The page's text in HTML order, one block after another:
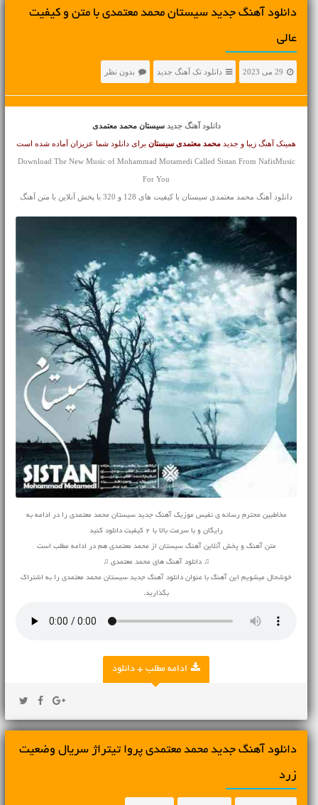
دانلود آهنگ جديد سیستان محمد معتمدی با متن و کیفیت
عالی
29 می 2023 دانلود تک آهنگ جدید بدون نظر
دانلود آهنگ جدید سیستان محمد معتمدی
همینک آهنگ زیبا و جدید محمد معتمدی سیستانبرای دانلود شما عزیزان آماده شده است
Download The New Music of Mohammad Motamedi Called Sistan From NafisMusic
For You
دانلود آهنگ محمد معتمدی سیستان با کیفیت های 128 و 320 با پخش آنلاین با متن آهنگ
مخاطبین محترم رسانه ی نفیس موزیک آهنگ جدید سیستان محمد معتمدی را در ادامه به
رایگان و با سرعت بالا با 2 کیفیت دانلود کنید
متن آهنگ و پخش آنلاین آهنگ سیستان از محمد معتمدی هم در ادامه مطلب است
♫ دانلود آهنگ های محمد معتمدی ♫
خوشحال میشویم این آهنگ با عنوان دانلود آهنگ جدید سیستان محمد معتمدی را به اشتراک
بگذارید.
ادامه مطلب + دانلود
دانلود آهنگ جدید محمد معتمدی پروا تیتراژ سریال وضعیت
زرد